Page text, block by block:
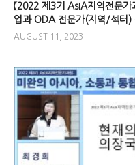
【2022 제3기 AsIA지역전문
업과 ODA 전문가(지역/섹터)
AUGUST 11, 2023